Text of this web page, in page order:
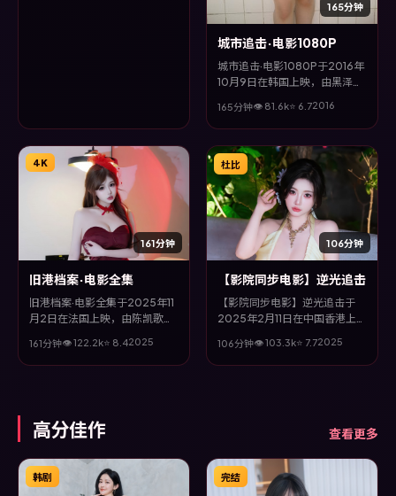
165分钟
城市追击·电影1080P
城市追击·电影1080P于2016年
10月9日在韩国上映，由黑泽清
梅、赵涛等主演。全片以悬疑类
型为主线，影片以冷峻镜头与饱
满表演，呈现人物在极端情境下
的蜕变与救赎。
165分钟👁 81.6k⭐ 6.72016
161分钟
4K
旧港档案·电影全集
旧港档案·电影全集于2025年11
月2日在法国上映，由陈凯歌执
伟等主演。全片以科幻类型为主
线，改编自真实事件与社会议
161分钟👁122.2k⭐ 8.42025
106分钟
杜比
【影院同步电影】逆光追击
【影院同步电影】逆光追击于
2025年2月11日在中国香港上
藤樱、黄政民、王景春等主演。
全片以惊悚类型为主线，改编自
106分钟👁103.3k⭐ 7.72025
高分佳作 查看更多
韩剧 完结